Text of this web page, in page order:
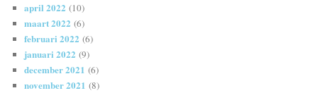
april 2022 (10)
maart 2022 (6)
februari 2022 (6)
januari 2022 (9)
december 2021 (6)
november 2021 (8)